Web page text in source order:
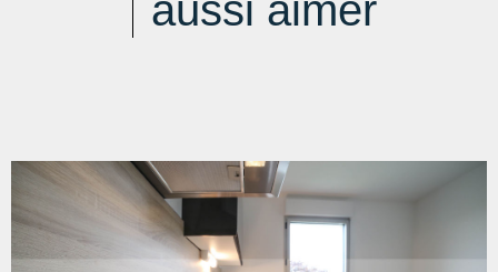
aussi aimer